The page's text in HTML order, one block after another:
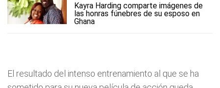
Kayra Harding comparte imágenes de
las honras fúnebres de su esposo en
Ghana
El resultado del intenso entrenamiento al que se ha